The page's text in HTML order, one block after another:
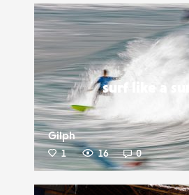
surf like a
Gilph
1 16 0